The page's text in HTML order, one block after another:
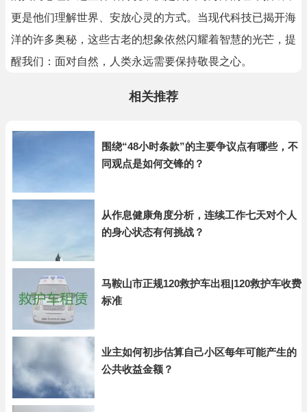
更是他们理解世界、安放心灵的方式。当现代科技已揭开海
洋的许多奥秘，这些古老的想象依然闪耀着智慧的光芒，提
醒我们：面对自然，人类永远需要保持敬畏之心。
相关推荐
围绕“48小时条款”的主要争议点有哪些，不
同观点是如何交锋的？
从作息健康角度分析，连续工作七天对个人
的身心状态有何挑战？
马鞍山市正规120救护车出租|120救护车收费
标准
业主如何初步估算自己小区每年可能产生的
公共收益金额？